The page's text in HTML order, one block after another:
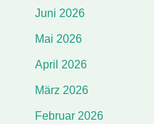
Juni 2026
Mai 2026
April 2026
März 2026
Februar 2026